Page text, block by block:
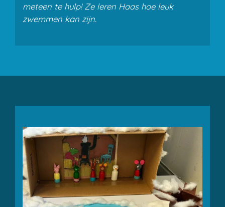
meteen te hulp! Ze leren Haas hoe leuk
zwemmen kan zijn.